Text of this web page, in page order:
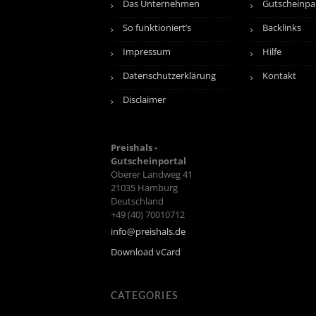
Das Unternehmen
So funktioniert’s
Impressum
Datenschutzerklärung
Disclaimer
Preishals -
Gutscheinportal
Oberer Landweg 41
21035 Hamburg
Deutschland
+49 (40) 70010712
info@preishals.de
Download vCard
CATEGORIES
Backlinks
Hilfe
Kontakt